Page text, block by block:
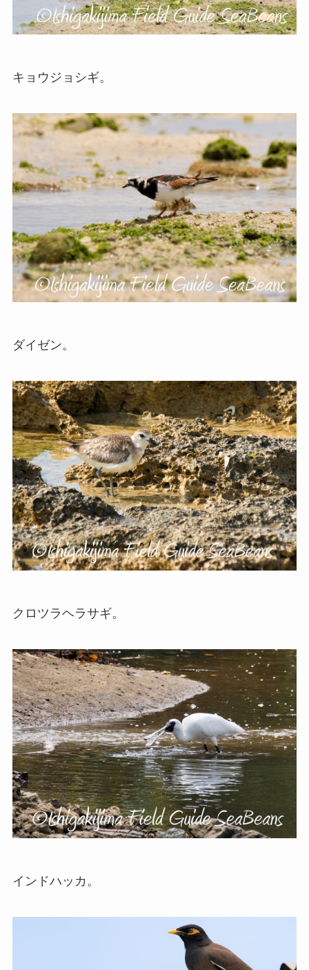
キョウジョシギ。
ダイゼン。
クロツラヘラサギ。
インドハッカ。